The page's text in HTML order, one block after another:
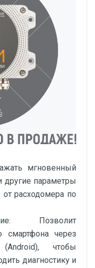
мгновенный
другие параметры
расходомера по
Позволит
через
чтобы
диагностику и